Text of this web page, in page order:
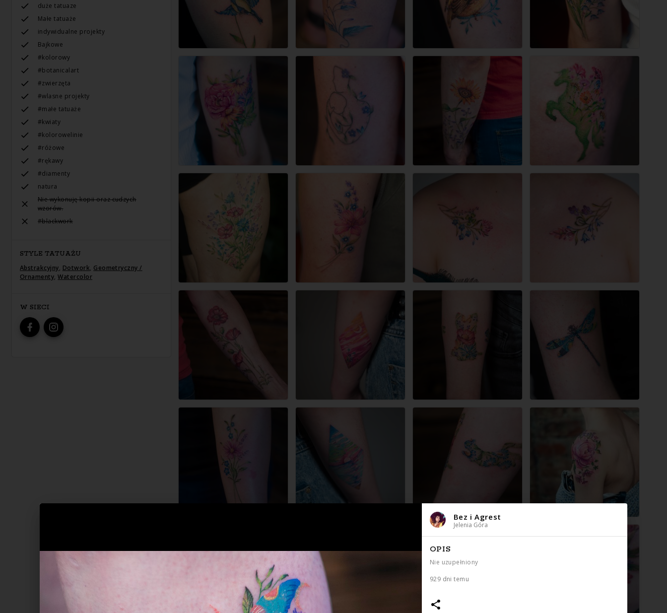
duże tatuaze
Małe tatuaże
indywidualne projekty
Bajkowe
#kolorowy
#botanicalart
#zwierzęta
#wlasne projekty
#małe tatuaże
#kwiaty
#kolorowelinie
#różowe
#rękawy
#diamenty
natura
Nie wykonuję kopii oraz cudzych
wzorów.
#blackwork
STYLE TATUAŻU
Abstrakcyjny, Dotwork, Geometryczny /
Ornamenty,Watercolor
W SIECI
Bez i Agrest
Jelenia Góra
OPIS
Nie uzupełniony
929 dni temu